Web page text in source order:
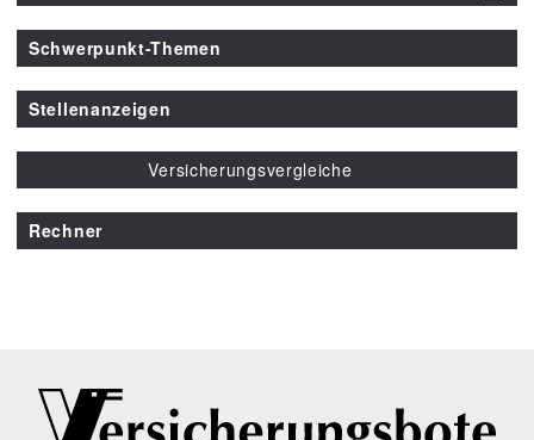
Schwerpunkt-Themen
Stellenanzeigen
Versicherungsvergleiche
Rechner